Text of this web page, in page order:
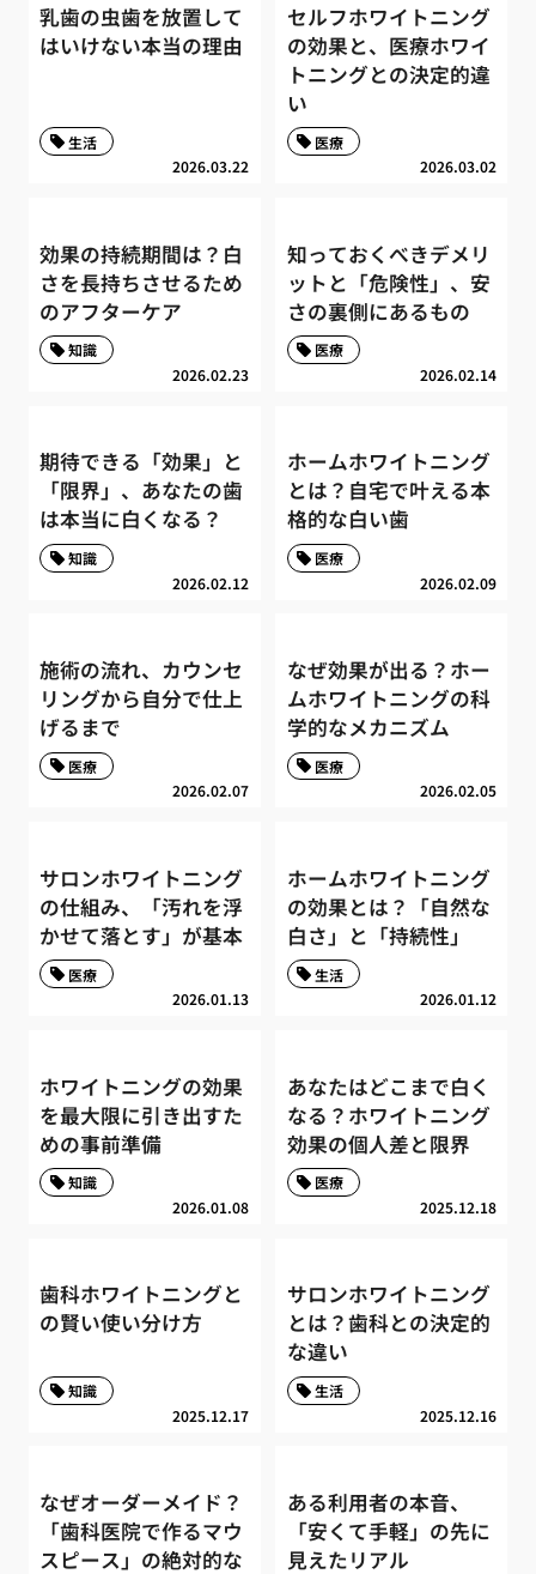
乳歯の虫歯を放置して
はいけない本当の理由
2026.03.22
生活
セルフホワイトニング
の効果と、医療ホワイ
トニングとの決定的違
い
2026.03.02
医療
効果の持続期間は？白
さを長持ちさせるため
のアフターケア
2026.02.23
知識
知っておくべきデメリ
ットと「危険性」、安
さの裏側にあるもの
2026.02.14
医療
期待できる「効果」と
「限界」、あなたの歯
は本当に白くなる？
2026.02.12
知識
ホームホワイトニング
とは？自宅で叶える本
格的な白い歯
2026.02.09
医療
施術の流れ、カウンセ
リングから自分で仕上
げるまで
2026.02.07
医療
なぜ効果が出る？ホー
ムホワイトニングの科
学的なメカニズム
2026.02.05
医療
サロンホワイトニング
の仕組み、「汚れを浮
かせて落とす」が基本
2026.01.13
医療
ホームホワイトニング
の効果とは？「自然な
白さ」と「持続性」
2026.01.12
生活
ホワイトニングの効果
を最大限に引き出すた
めの事前準備
2026.01.08
知識
あなたはどこまで白く
なる？ホワイトニング
効果の個人差と限界
2025.12.18
医療
歯科ホワイトニングと
の賢い使い分け方
2025.12.17
知識
サロンホワイトニング
とは？歯科との決定的
な違い
2025.12.16
生活
なぜオーダーメイド？
「歯科医院で作るマウ
スピース」の絶対的な
ある利用者の本音、
「安くて手軽」の先に
見えたリアル